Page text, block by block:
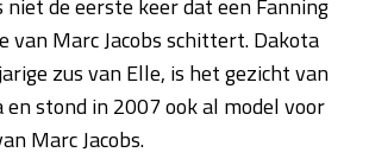
niet de eerste keer dat een Fanning
van Marc Jacobs schittert. Dakota
zus van Elle, is het gezicht van
stond in 2007 ook al model voor
Marc Jacobs.